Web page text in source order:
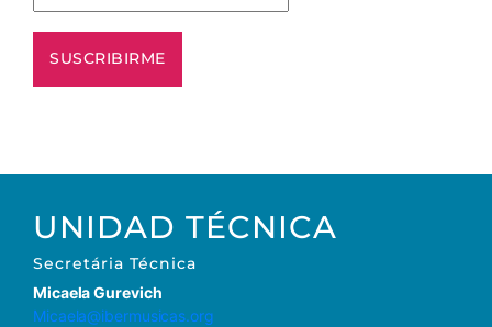
UNIDAD TÉCNICA
Secretária Técnica
Micaela Gurevich
Micaela@ibermusicas.org